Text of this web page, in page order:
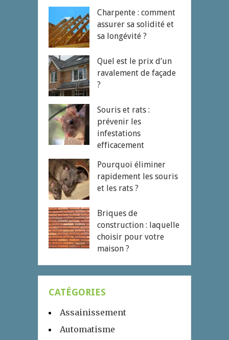
Charpente : comment
assurer sa solidité et
sa longévité ?
Quel est le prix d’un
ravalement de façade
?
Souris et rats :
prévenir les
infestations
efficacement
Pourquoi éliminer
rapidement les souris
et les rats ?
Briques de
construction : laquelle
choisir pour votre
maison ?
CATÉGORIES
Assainissement
Automatisme